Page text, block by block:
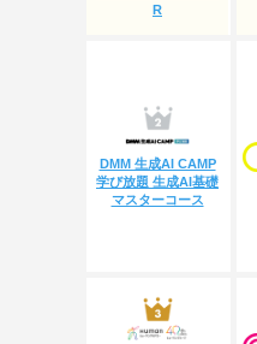
R
DMM 生成AI CAMP
学び放題 生成AI基礎
マスターコース